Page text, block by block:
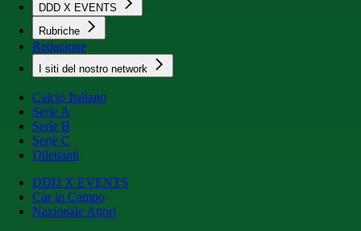
DDD X EVENTS
Rubriche
Redazione
I siti del nostro network
Calcio Italiano
Serie A
Serie B
Serie C
Dilettanti
DDD X EVENTS
Cur in Campo
Nazionale Attori